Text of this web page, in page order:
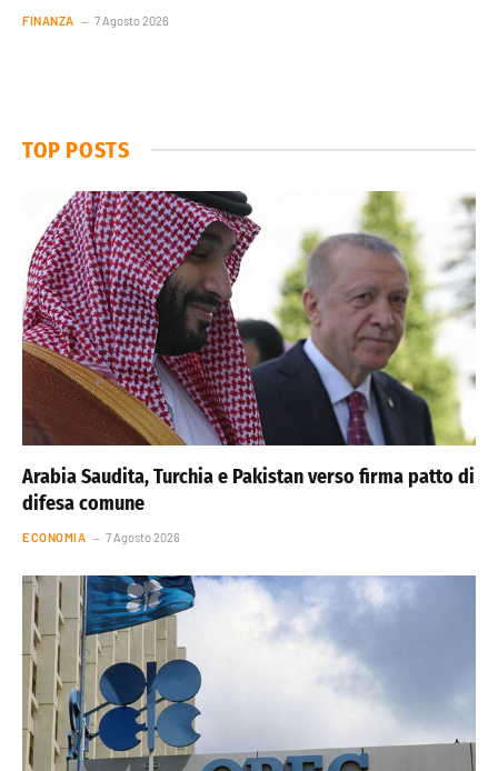
FINANZA 7 Agosto 2026
TOP POSTS
Arabia Saudita, Turchia e Pakistan verso firma patto di
difesa comune
ECONOMIA 7 Agosto 2026